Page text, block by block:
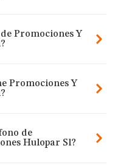
Promociones Y
Promociones Y
de
Hulopar Sl?